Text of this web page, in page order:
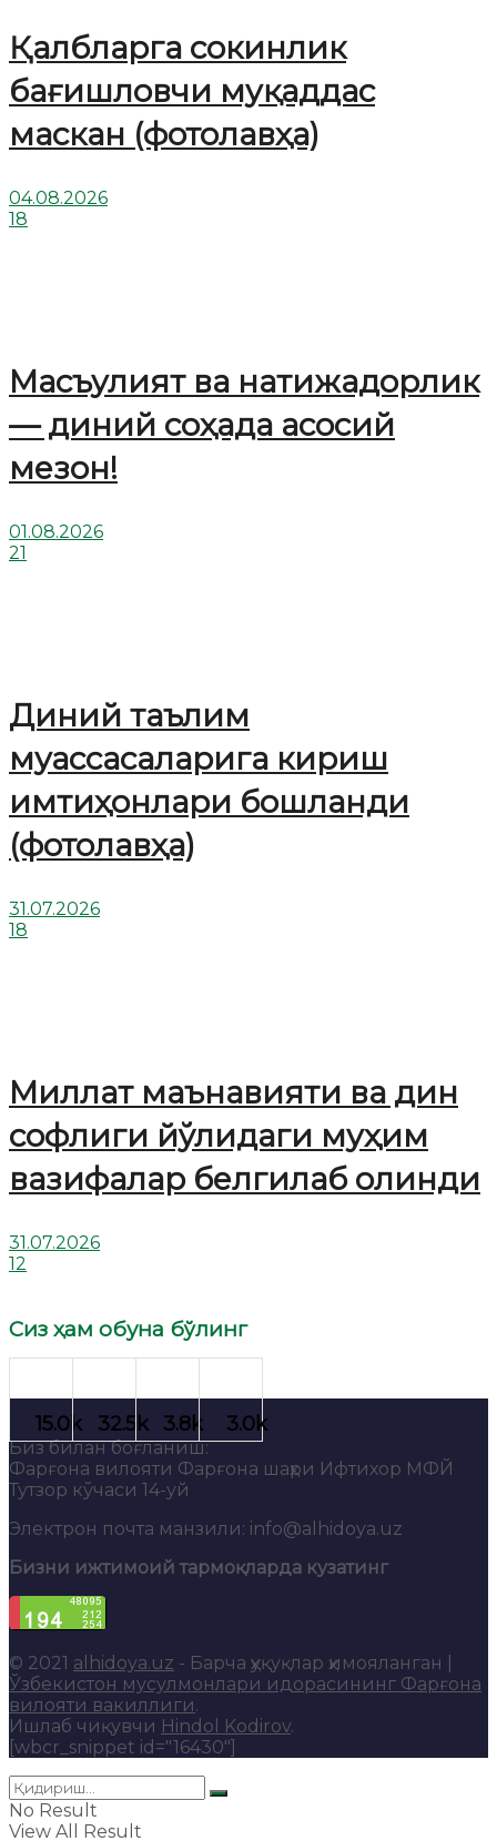
Қалбларга сокинлик
бағишловчи муқаддас
маскан (фотолавҳа)
04.08.2026
18
Масъулият ва натижадорлик
— диний соҳада асосий
мезон!
01.08.2026
21
Диний таълим
муассасаларига кириш
имтиҳонлари бошланди
(фотолавҳа)
31.07.2026
18
Миллат маънавияти ва дин
софлиги йўлидаги муҳим
вазифалар белгилаб олинди
31.07.2026
12
Сиз ҳам обуна бўлинг
Биз билан боғланиш:
Фарғона вилояти Фарғона шаҳри Ифтихор МФЙ
Тутзор кўчаси 14-уй
Электрон почта манзили: info@alhidoya.uz
Бизни ижтимоий тармоқларда кузатинг
© 2021 alhidoya.uz - Барча ҳуқуқлар ҳимояланган |
Ўзбекистон мусулмонлари идорасининг Фарғона
вилояти вакиллиги.
Ишлаб чиқувчи Hindol Kodirov.
[wbcr_snippet id="16430"]
No Result
View All Result